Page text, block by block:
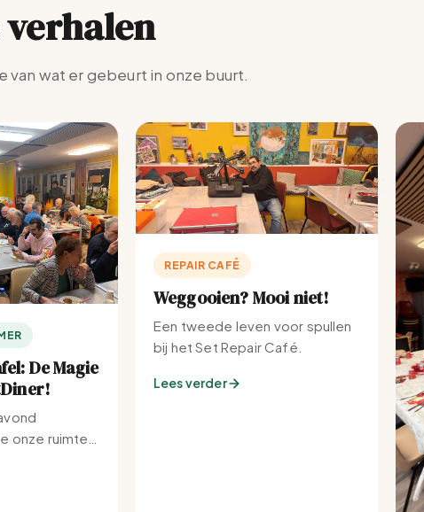
van wat er gebeurt in onze buurt.
De Magie
onze ruimte
REPAIR CAFÉ
Weggooien? Mooi niet!
Een tweede leven voor spullen
bij het Set Repair Café.
Lees verder